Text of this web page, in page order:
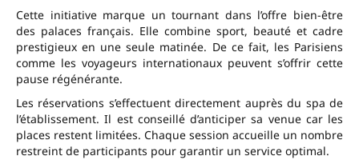
Cette initiative marque un tournant dans l’offre bien-être
des palaces français. Elle combine sport, beauté et cadre
prestigieux en une seule matinée. De ce fait, les Parisiens
comme les voyageurs internationaux peuvent s’offrir cette
pause régénérante.
Les réservations s’effectuent directement auprès du spa de
l’établissement. Il est conseillé d’anticiper sa venue car les
places restent limitées. Chaque session accueille un nombre
restreint de participants pour garantir un service optimal.